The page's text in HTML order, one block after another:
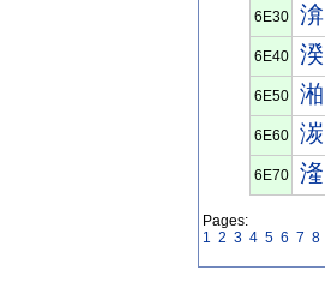
6E30 渰
6E40 湀
6E50 湐
6E60 湠
6E70 湰
Pages:
1 2 3 4 5 6 7 8